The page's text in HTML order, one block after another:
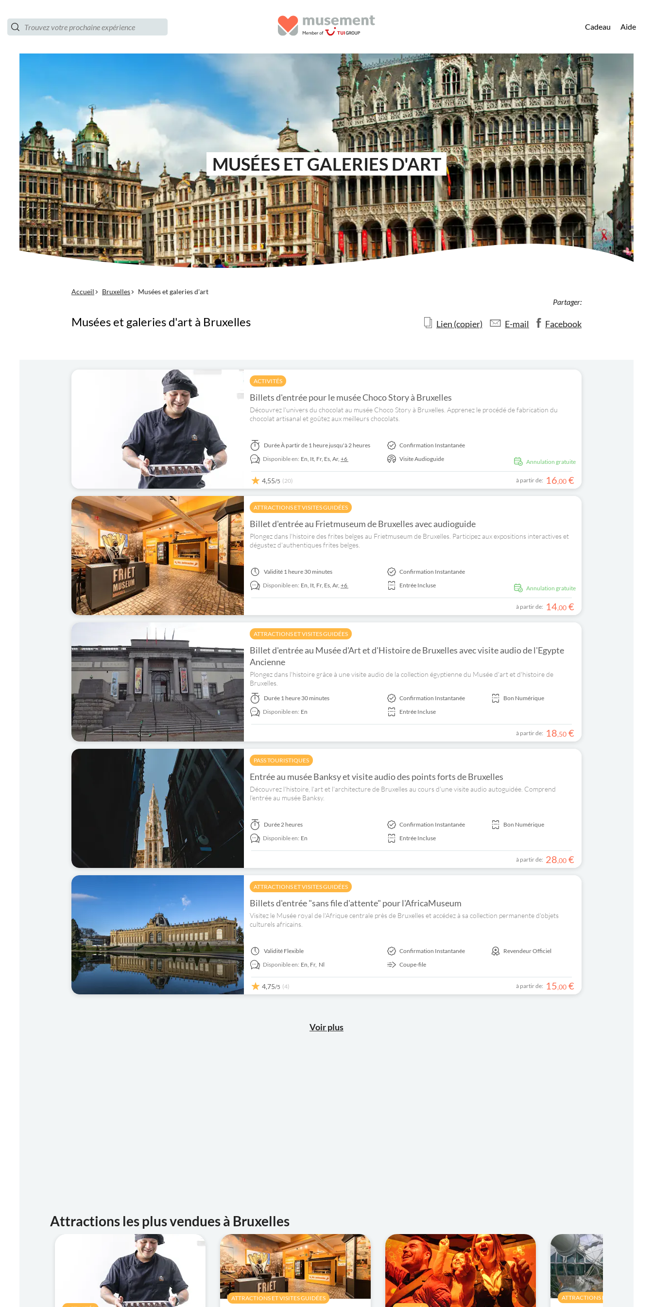
Cadeau Aide
MUSÉES ET GALERIES D'ART
Accueil Bruxelles Musées et galeries d'art
Musées et galeries d'art à Bruxelles
Partager:
Lien (copier) E-mail Facebook
ACTIVITÉS
Billets d'entrée pour le musée Choco Story à Bruxelles
Découvrez l'univers du chocolat au musée Choco Story à Bruxelles. Apprenez le procédé de fabrication du
chocolat artisanal et goûtez aux meilleurs chocolats.
Annulation gratuite
DuréeÀ partir de 1 heure jusqu'à 2 heures
Disponible en: En, It, Fr, Es, Ar, +6
Confirmation Instantanée
Visite Audioguide
4,55/5 (20) à partir de: 16,00 €
ATTRACTIONS ET VISITES GUIDÉES
Billet d'entrée au Frietmuseum de Bruxelles avec audioguide
Plongez dans l'histoire des frites belges au Frietmuseum de Bruxelles. Participez aux expositions interactives et
dégustez d'authentiques frites belges.
Annulation gratuite
Validité 1 heure 30 minutes
Disponible en: En, It, Fr, Es, Ar, +6
Confirmation Instantanée
Entrée Incluse
à partir de: 14,00 €
ATTRACTIONS ET VISITES GUIDÉES
Billet d'entrée au Musée d'Art et d'Histoire de Bruxelles avec visite audio de l'Egypte
Ancienne
Plongez dans l'histoire grâce à une visite audio de la collection égyptienne du Musée d'art et d'histoire de
Bruxelles.
Durée 1 heure 30 minutes
Disponible en: En
Confirmation Instantanée
Entrée Incluse
Bon Numérique
à partir de: 18,50 €
PASS TOURISTIQUES
Entrée au musée Banksy et visite audio des points forts de Bruxelles
Découvrez l'histoire, l'art et l'architecture de Bruxelles au cours d'une visite audio autoguidée. Comprend
l'entrée au musée Banksy.
Durée2 heures
Disponible en: En
Confirmation Instantanée
Entrée Incluse
Bon Numérique
à partir de: 28,00 €
ATTRACTIONS ET VISITES GUIDÉES
Billets d'entrée "sans file d'attente" pour l'AfricaMuseum
Visitez le Musée royal de l'Afrique centrale près de Bruxelles et accédez à sa collection permanente d'objets
culturels africains.
Validité Flexible
Disponible en: En, Fr, Nl
Confirmation Instantanée
Coupe-file
Revendeur Officiel
4,75/5 (4) à partir de: 15,00 €
Voir plus
Attractions les plus vendues à Bruxelles
ATTRACTIONS ET VISITES GUIDÉES ATTRACTIONS ET VISITES